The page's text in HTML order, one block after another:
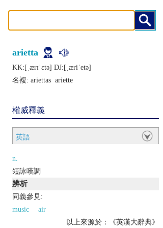
arietta
KK:[ˌærɪˈɛtǝ] DJ:[ˌæriˈеtǝ]
名複: ariettas ariette
權威釋義
英語
n.
短詠嘆調
辨析
同義參見:
music
air
以上來源於：《英漢大辭典》